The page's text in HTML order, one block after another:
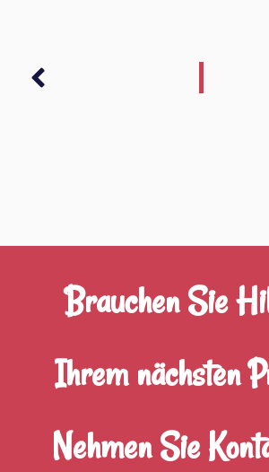
Zurück
Brauchen Sie
Ihrem nächsten
Nehmen Sie